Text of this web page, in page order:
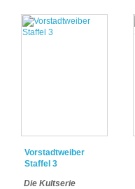
Vorstadtweiber
Staffel 3
Die Kultserie